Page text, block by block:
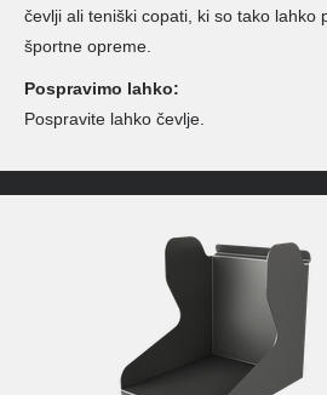
čevlji ali teniški copati, ki so tako lahko
športne opreme.
Pospravimo lahko:
Pospravite lahko čevlje.